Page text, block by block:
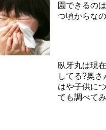
園できるの
つ頃からな
臥牙丸は現
してる?奥さ
はや子供に
ても調べて